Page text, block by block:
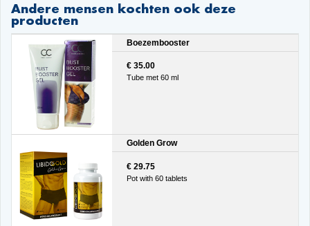
Andere mensen kochten ook deze
producten
Boezembooster
€ 35.00
Tube met 60 ml
Golden Grow
€ 29.75
Pot with 60 tablets